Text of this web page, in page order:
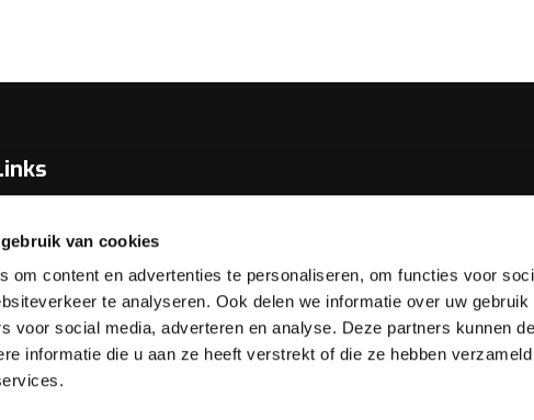
van cookies
om content en advertenties te personaliseren, om functies voor
te analyseren. Ook delen we informatie over uw gebruik
voor social media, adverteren en analyse. Deze partners kunnen
informatie die u aan ze heeft verstrekt of die ze hebben